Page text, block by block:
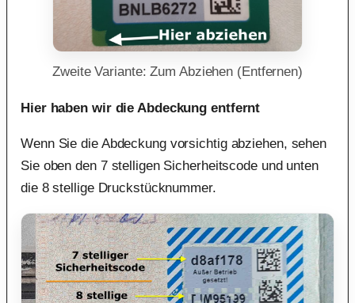
Zweite Variante: Zum Abziehen (Entfernen)
Hier haben wir die Abdeckung entfernt
Wenn Sie die Abdeckung vorsichtig abziehen, sehen
Sie oben den 7 stelligen Sicherheitscode und unten
die 8 stellige Druckstücknummer.